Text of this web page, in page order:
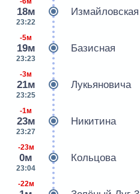
18м
23:22
Измайловская
-5м
19м
23:23
Базисная
-3м
21м
23:25
Лукьяновича
-1м
23м
23:27
Никитина
-23м
0м
23:04
Кольцова
-22м